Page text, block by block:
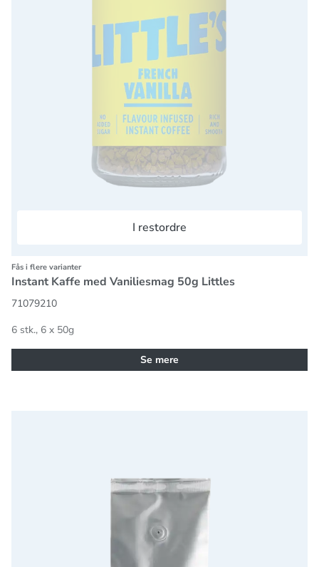
I restordre
Fås i flere varianter
Instant Kaffe med Vaniliesmag 50g Littles
71079210
6 stk., 6 x 50g
Se mere